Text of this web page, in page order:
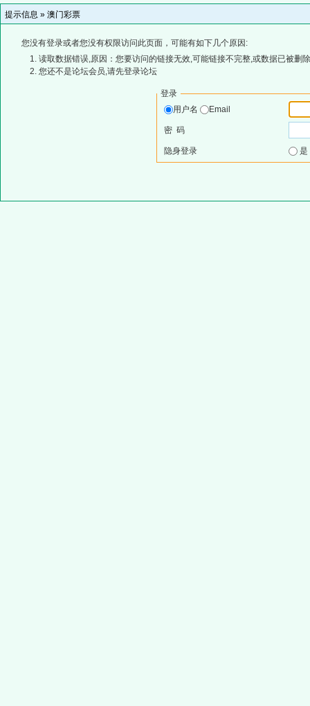
提示信息 » 澳门彩票
您没有登录或者您没有权限访问此页面，可能有如下几个原因:
读取数据错误,原因：您要访问的链接无效,可能链接不完整,或数据已被删
您还不是论坛会员,请先登录论坛
登录
用户名
Email
密 码
隐身登录